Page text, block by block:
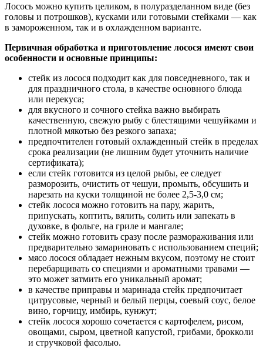
Лосось можно купить целиком, в полуразделанном виде (без
головы и потрошков), кусками или готовыми стейками — как
в замороженном, так и в охлажденном варианте.
Первичная обработка и приготовление лосося имеют свои
особенности и основные принципы:
стейк из лосося подходит как для повседневного, так и
для праздничного стола, в качестве основного блюда
или перекуса;
для вкусного и сочного стейка важно выбирать
качественную, свежую рыбу с блестящими чешуйками и
плотной мякотью без резкого запаха;
предпочтителен готовый охлажденный стейк в пределах
срока реализации (не лишним будет уточнить наличие
сертификата);
если стейк готовится из целой рыбы, ее следует
разморозить, очистить от чешуи, промыть, обсушить и
нарезать на куски толщиной не более 2,5-3,0 см;
стейк лосося можно готовить на пару, жарить,
припускать, коптить, вялить, солить или запекать в
духовке, в фольге, на гриле и мангале;
стейк можно готовить сразу после размораживания или
предварительно замариновать с использованием специй;
мясо лосося обладает нежным вкусом, поэтому не стоит
перебарщивать со специями и ароматными травами —
это может затмить его уникальный аромат;
в качестве приправы и маринада стейк предпочитает
цитрусовые, черный и белый перцы, соевый соус, белое
вино, горчицу, имбирь, кунжут;
стейк лосося хорошо сочетается с картофелем, рисом,
овощами, сыром, цветной капустой, грибами, брокколи
и стручковой фасолью.